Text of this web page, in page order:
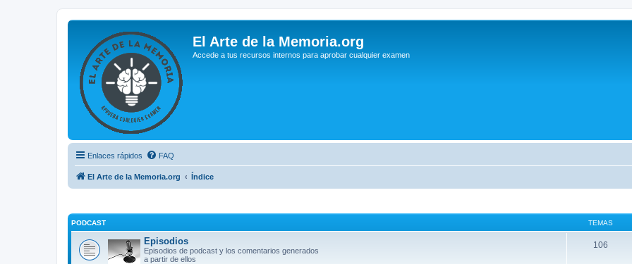
El Arte de la Memoria.org
Accede a tus recursos internos para aprobar cualquier examen
Enlaces rápidos FAQ
El Arte de la Memoria.org Índice
PODCAST TEMAS
Episodios
Episodios de podcast y los comentarios generados
a partir de ellos
106